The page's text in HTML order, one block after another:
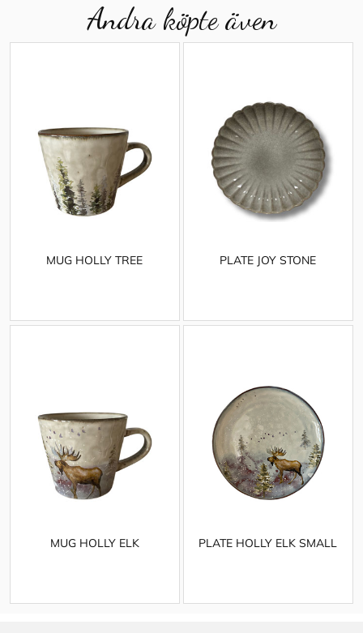
Andra köpte även
MUG HOLLY TREE PLATE JOY STONE
MUG HOLLY ELK PLATE HOLLY ELK SMALL